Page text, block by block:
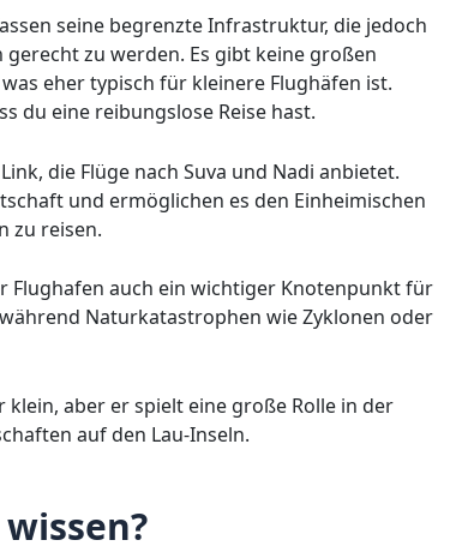
seine begrenzte Infrastruktur, die jedoch
zu werden. Es gibt keine großen
eher typisch für kleinere Flughäfen ist.
du eine reibungslose Reise hast.
die Flüge nach Suva und Nadi anbietet.
und ermöglichen es den Einheimischen
zu reisen.
Flughafen auch ein wichtiger Knotenpunkt für
Naturkatastrophen wie Zyklonen oder
klein, aber er spielt eine große Rolle in der
auf den Lau-Inseln.